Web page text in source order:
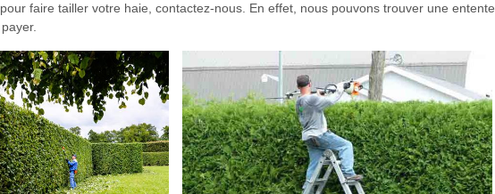
faire tailler votre haie, contactez-nous. En effet, nous pouvons trouver une entente